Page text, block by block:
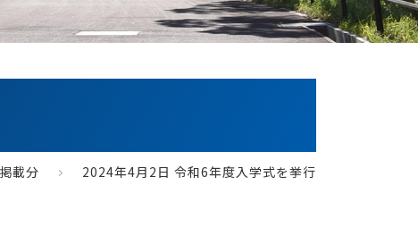
載分 2024年4月2日 令和6年度入学式を挙行